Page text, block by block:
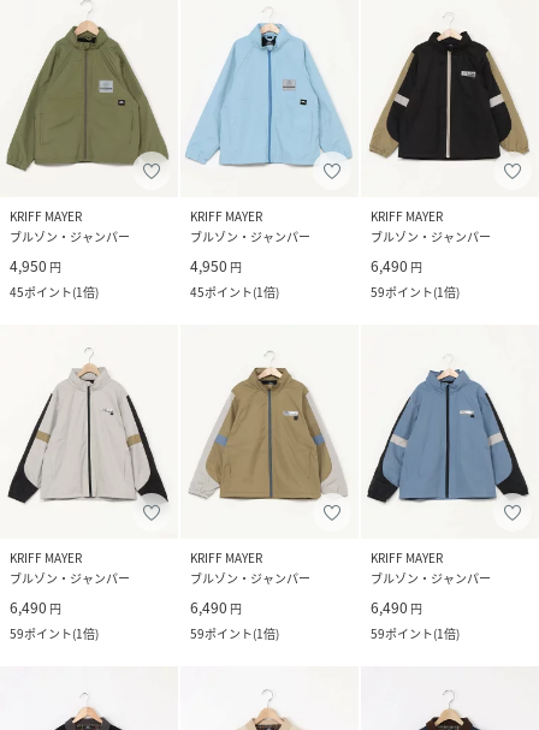
KRIFF MAYER
ブルゾン・ジャンパー
4,950 円
45ポイント(1倍)
KRIFF MAYER
ブルゾン・ジャンパー
4,950 円
45ポイント(1倍)
KRIFF MAYER
ブルゾン・ジャンパー
6,490 円
59ポイント(1倍)
KRIFF MAYER
ブルゾン・ジャンパー
6,490 円
59ポイント(1倍)
KRIFF MAYER
ブルゾン・ジャンパー
6,490 円
59ポイント(1倍)
KRIFF MAYER
ブルゾン・ジャンパー
6,490 円
59ポイント(1倍)